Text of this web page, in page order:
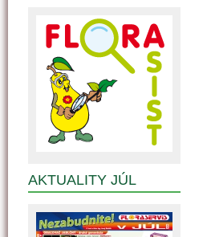
AKTUALITY JÚL